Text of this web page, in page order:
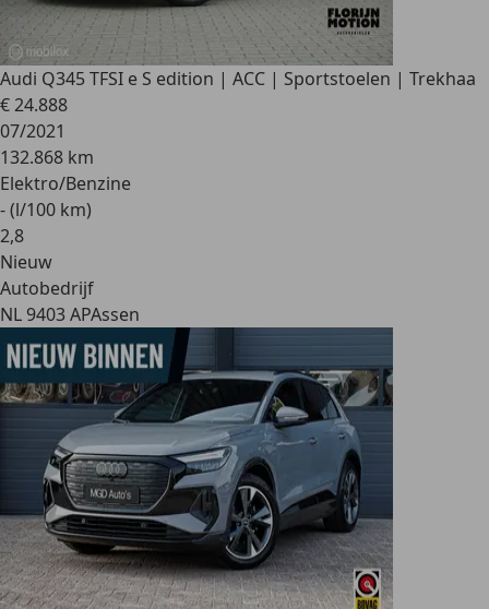
Audi Q345 TFSI e S edition | ACC | Sportstoelen | Trekhaa
€ 24.888
07/2021
132.868 km
Elektro/Benzine
- (l/100 km)
2,8
Nieuw
Autobedrijf
NL 9403 APAssen